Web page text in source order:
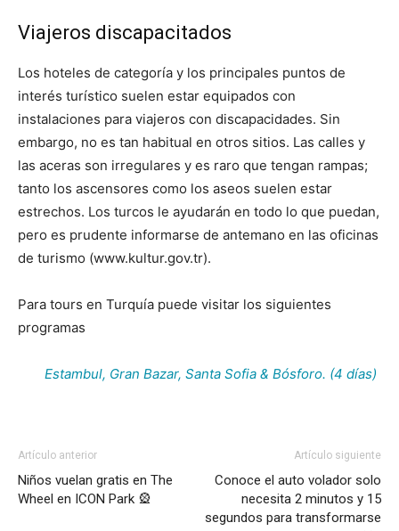
Viajeros discapacitados
Los hoteles de categoría y los principales puntos de
interés turístico suelen estar equipados con
instalaciones para viajeros con discapacidades. Sin
embargo, no es tan habitual en otros sitios. Las calles y
las aceras son irregulares y es raro que tengan rampas;
tanto los ascensores como los aseos suelen estar
estrechos. Los turcos le ayudarán en todo lo que puedan,
pero es prudente informarse de antemano en las oficinas
de turismo (www.kultur.gov.tr).
Para tours en Turquía puede visitar los siguientes
programas
Estambul, Gran Bazar, Santa Sofia & Bósforo. (4 días)
Artículo anterior
Niños vuelan gratis en The
Wheel en ICON Park 🎡
Artículo siguiente
Conoce el auto volador solo
necesita 2 minutos y 15
segundos para transformarse